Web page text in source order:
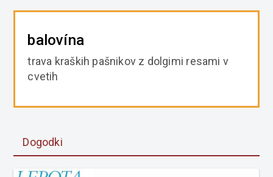
balovína
trava kraških pašnikov z dolgimi resami v
cvetih
Dogodki